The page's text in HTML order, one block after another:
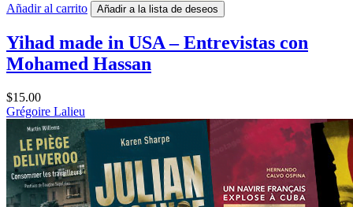
Añadir al carrito Añadir a la lista de deseos
Yihad made in USA – Entrevistas con
Mohamed Hassan
$15.00
Grégoire Lalieu